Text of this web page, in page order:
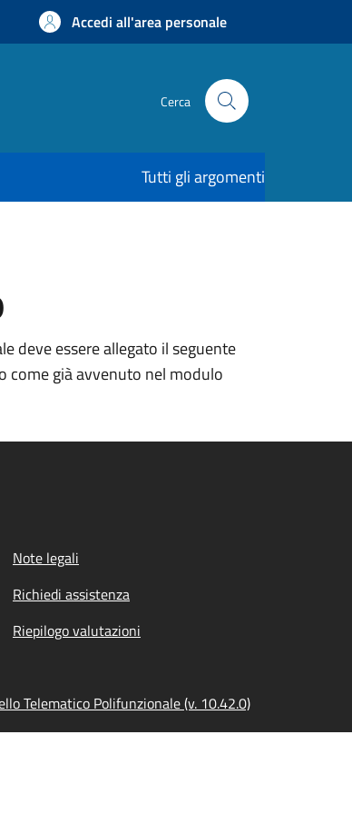
Accedi all'area personale
Cerca
Tutti gli argomenti
deve essere allegato il seguente
come già avvenuto nel modulo
Note legali
Richiedi assistenza
Riepilogo valutazioni
Telematico Polifunzionale (v. 10.42.0)